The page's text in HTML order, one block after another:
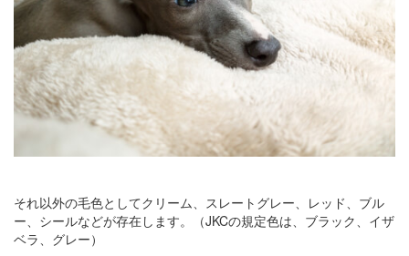
それ以外の毛色としてクリーム、スレートグレー、レッド、ブル
ー、シールなどが存在します。（JKCの規定色は、ブラック、イザ
ベラ、グレー）